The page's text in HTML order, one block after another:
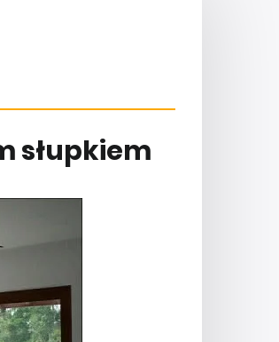
słupkiem